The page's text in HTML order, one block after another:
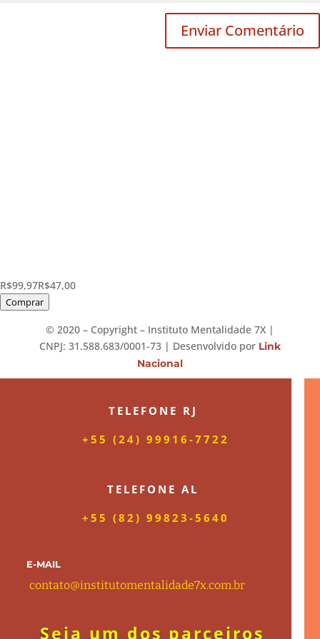
R$99,97R$47,00
Comprar
©️ 2020 – Copyright – Instituto Mentalidade 7X |
CNPJ: 31.588.683/0001-73 | Desenvolvido por Link
Nacional
TELEFONE RJ
+55 (24) 99916-7722
TELEFONE AL
+55 (82) 99823-5640
E-MAIL
contato@institutomentalidade7x.com.br
Seja um dos parceiros